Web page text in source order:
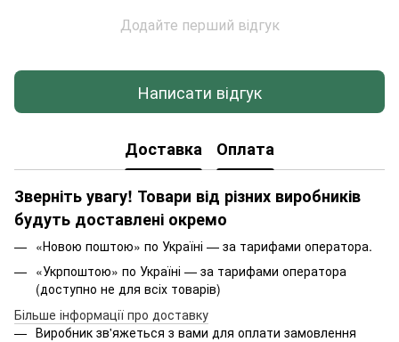
Додайте перший відгук
Написати відгук
Доставка Оплата
Зверніть увагу! Товари від різних виробників
будуть доставлені окремо
«Новою поштою» по Україні — за тарифами оператора.
«Укрпоштою» по Україні — за тарифами оператора
(доступно не для всіх товарів)
Більше інформації про доставку
Виробник зв'яжеться з вами для оплати замовлення